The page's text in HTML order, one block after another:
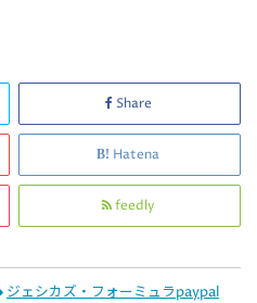
Share
Hatena
feedly
ジェシカズ・フォーミュラpaypal